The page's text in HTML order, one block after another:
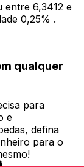
entre 6,3412 e
0,25% .
qualquer
para
e
defina
para o